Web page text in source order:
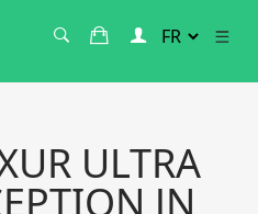
ULTRA
JN